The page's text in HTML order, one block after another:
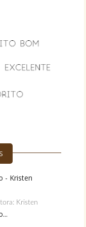
- Kristen
Kristen